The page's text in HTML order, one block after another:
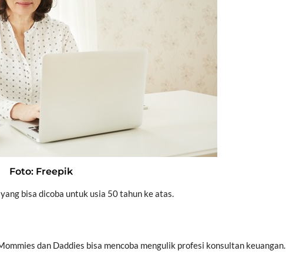
Foto: Freepik
bisa dicoba untuk usia 50 tahun ke atas.
dan Daddies bisa mencoba mengulik profesi konsultan keuangan.